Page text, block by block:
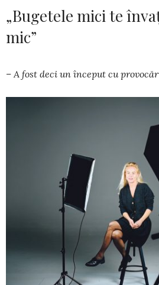
„Bugetele mici te
mic”
– A fost deci un început cu